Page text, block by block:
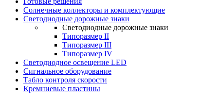
Солнечные коллекторы и комплектующие
Светодиодные дорожные знаки
Светодиодные дорожные знаки
Типоразмер II
Типоразмер III
Типоразмер IV
Светодиодное освещение LED
Сигнальное оборудование
Табло контроля скорости
Кремниевые пластины